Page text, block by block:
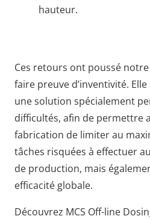
hauteur.
Ces retours ont poussé
faire preuve d’inventivité.
une solution spécialement
difficultés, afin de permettre
fabrication de limiter au
tâches risquées à effectuer
de production, mais
efficacité globale.
Découvrez MCS Off-line